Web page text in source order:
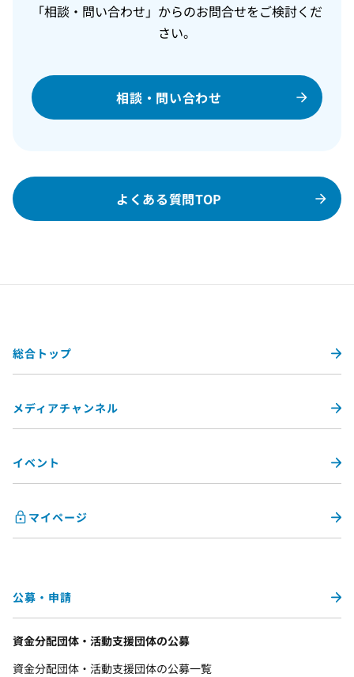
「相談・問い合わせ」からのお問合せをご検討くだ
さい。
相談・問い合わせ
よくある質問TOP
総合トップ
メディアチャンネル
イベント
マイページ
公募・申請
資金分配団体・活動支援団体の公募
資金分配団体・活動支援団体の公募一覧